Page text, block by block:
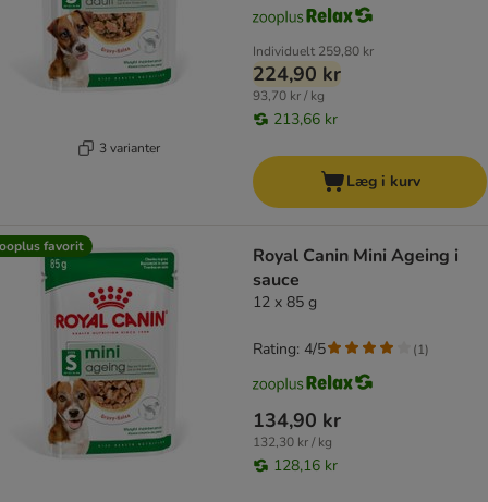
3 varianter
Individuelt 259,80 kr
224,90 kr
93,70 kr / kg
213,66 kr
Læg i kurv
favorit
Royal Canin Mini Ageing i
sauce
12 x 85 g
134,90 kr
132,30 kr / kg
128,16 kr
Rating: 4/5 (1)